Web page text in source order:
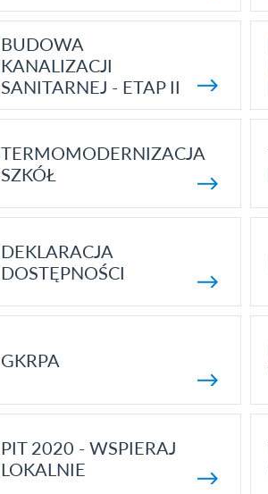
BUDOWA
KANALIZACJI
SANITARNEJ - ETAP II
TERMOMODERNIZACJA
SZKÓŁ
DEKLARACJA
DOSTĘPNOŚCI
GKRPA
PIT 2020 - WSPIERAJ
LOKALNIE